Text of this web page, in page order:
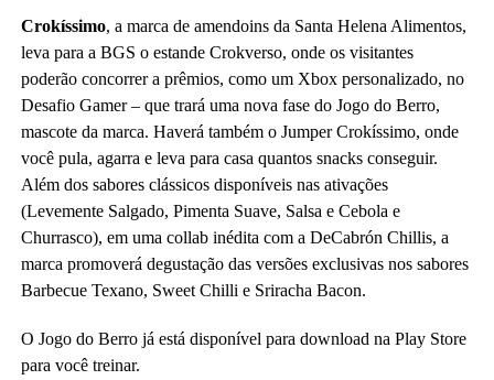
Crokíssimo, a marca de amendoins da Santa Helena Alimentos,
leva para a BGS o estande Crokverso, onde os visitantes
poderão concorrer a prêmios, como um Xbox personalizado, no
Desafio Gamer – que trará uma nova fase do Jogo do Berro,
mascote da marca. Haverá também o Jumper Crokíssimo, onde
você pula, agarra e leva para casa quantos snacks conseguir.
Além dos sabores clássicos disponíveis nas ativações
(Levemente Salgado, Pimenta Suave, Salsa e Cebola e
Churrasco), em uma collab inédita com a DeCabrón Chillis, a
marca promoverá degustação das versões exclusivas nos sabores
Barbecue Texano, Sweet Chilli e Sriracha Bacon.
O Jogo do Berro já está disponível para download na Play Store
para você treinar.